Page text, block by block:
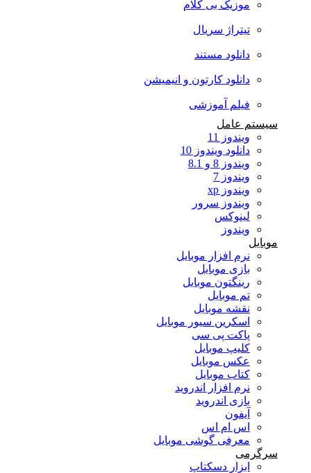
موزیک بی کلام
تیتراژ سریال
دانلود مستند
دانلود کارتون و انیمیشن
فیلم آموزشی
سیستم عامل
ویندوز 11
دانلود ویندوز 10
ویندوز 8 و 8.1
ویندوز 7
ویندوز xp
ویندوز سرور
لینوکس
ویندوز
موبایل
نرم افزار موبایل
بازی موبایل
رینگتون موبایل
تم موبایل
نقشه موبایل
اسکرین سیور موبایل
پاکت پی سی
کلیپ موبایل
عکس موبایل
کتاب موبایل
نرم افزار اندروید
بازی اندروید
آیفون
اس ام اس
معرفی گوشی موبایل
سرگرمی
ابزار دسکتاپ